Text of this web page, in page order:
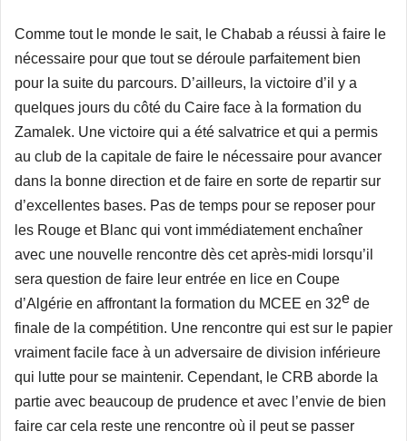
Comme tout le monde le sait, le Chabab a réussi à faire le
nécessaire pour que tout se déroule parfaitement bien
pour la suite du parcours. D’ailleurs, la victoire d’il y a
quelques jours du côté du Caire face à la formation du
Zamalek. Une victoire qui a été salvatrice et qui a permis
au club de la capitale de faire le nécessaire pour avancer
dans la bonne direction et de faire en sorte de repartir sur
d’excellentes bases. Pas de temps pour se reposer pour
les Rouge et Blanc qui vont immédiatement enchaîner
avec une nouvelle rencontre dès cet après-midi lorsqu’il
sera question de faire leur entrée en lice en Coupe
d’Algérie en affrontant la formation du MCEE en 32e de
finale de la compétition. Une rencontre qui est sur le papier
vraiment facile face à un adversaire de division inférieure
qui lutte pour se maintenir. Cependant, le CRB aborde la
partie avec beaucoup de prudence et avec l’envie de bien
faire car cela reste une rencontre où il peut se passer